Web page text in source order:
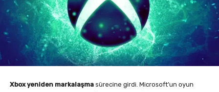
Xbox yeniden markalaşma sürecine girdi. Microsoft’un oyun